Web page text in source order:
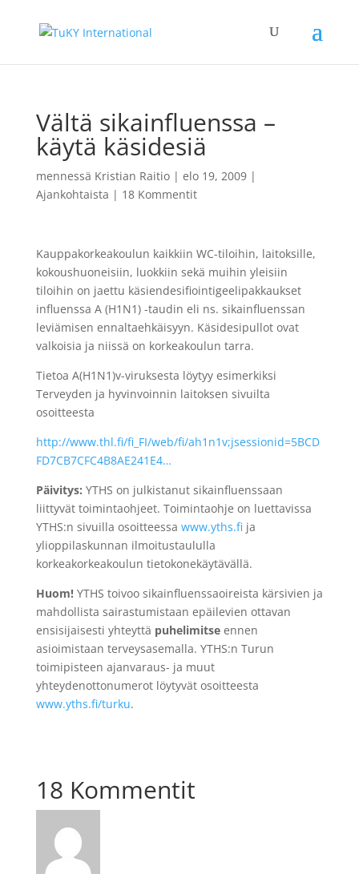
Vältä sikainfluenssa –
käytä käsidesiä
mennessä Kristian Raitio| elo 19, 2009|
Ajankohtaista | 18 Kommentit
Kauppakorkeakoulun kaikkiin WC-tiloihin, laitoksille,
kokoushuoneisiin, luokkiin sekä muihin yleisiin
tiloihin on jaettu käsiendesifiointigeelipakkaukset
influenssa A (H1N1) -taudin eli ns. sikainfluenssan
leviämisen ennaltaehkäisyyn. Käsidesipullot ovat
valkoisia ja niissä on korkeakoulun tarra.
Tietoa A(H1N1)v-viruksesta löytyy esimerkiksi
Terveyden ja hyvinvoinnin laitoksen sivuilta
osoitteesta
http://www.thl.fi/fi_FI/web/fi/ah1n1v;jsessionid=5BCD
FD7CB7CFC4B8AE241E4…
Päivitys: YTHS on julkistanut sikainfluenssaan
liittyvät toimintaohjeet. Toimintaohje on luettavissa
YTHS:n sivuilla osoitteessa www.yths.fi ja
ylioppilaskunnan ilmoitustaululla
korkeakorkeakoulun tietokonekäytävällä.
Huom! YTHS toivoo sikainfluenssaoireista kärsivien ja
mahdollista sairastumistaan epäilevien ottavan
ensisijaisesti yhteyttä puhelimitse ennen
asioimistaan terveysasemalla. YTHS:n Turun
toimipisteen ajanvaraus- ja muut
yhteydenottonumerot löytyvät osoitteesta
www.yths.fi/turku.
18 Kommentit